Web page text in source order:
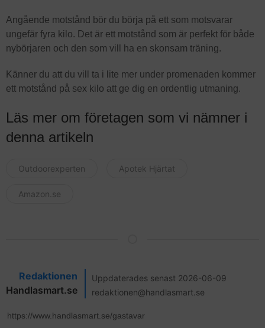
Angående motstånd bör du börja på ett som motsvarar
ungefär fyra kilo. Det är ett motstånd som är perfekt för både
nybörjaren och den som vill ha en skonsam träning.
Känner du att du vill ta i lite mer under promenaden kommer
ett motstånd på sex kilo att ge dig en ordentlig utmaning.
Läs mer om företagen som vi nämner i
denna artikeln
Outdoorexperten Apotek Hjärtat
Amazon.se
Redaktionen
Handlasmart.se
Uppdaterades senast 2026-06-09
redaktionen@handlasmart.se